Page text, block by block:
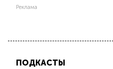
Реклама
ПОДКАСТЫ